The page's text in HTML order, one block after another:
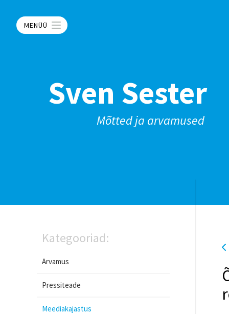
MENÜÜ
Sven Sester
Mõtted ja arvamused
Kategooriad:
Arvamus
Pressiteade
Meediakajastus